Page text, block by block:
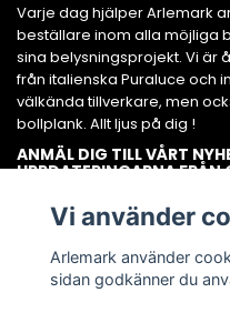
Varje dag hjälper Arlemark
beställare inom alla möjliga
sina belysningsprojekt. Vi är
från italienska Puraluce och
välkända tillverkare, men
bollplank. Allt ljus på dig !
ANMÄL DIG TILL VÅRT
UPPDATERINGARNA FRÅN
Vi använder
Arlemark använder
sidan godkänner du